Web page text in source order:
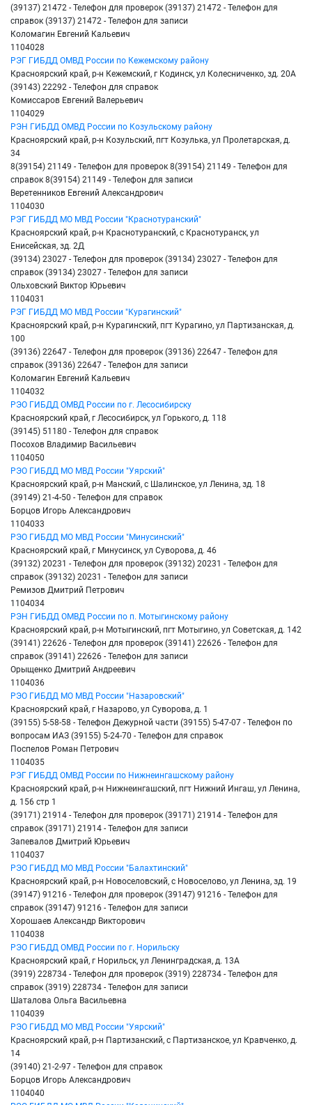
(39137) 21472 - Телефон для проверок (39137) 21472 - Телефон для
справок (39137) 21472 - Телефон для записи
Коломагин Евгений Кальевич
1104028
РЭГ ГИБДД ОМВД России по Кежемскому району
Красноярский край, р-н Кежемский, г Кодинск, ул Колесниченко, зд. 20А
(39143) 22292 - Телефон для справок
Комиссаров Евгений Валерьевич
1104029
РЭН ГИБДД ОМВД России по Козульскому району
Красноярский край, р-н Козульский, пгт Козулька, ул Пролетарская, д.
34
8(39154) 21149 - Телефон для проверок 8(39154) 21149 - Телефон для
справок 8(39154) 21149 - Телефон для записи
Веретенников Евгений Александрович
1104030
РЭГ ГИБДД МО МВД России "Краснотуранский"
Красноярский край, р-н Краснотуранский, с Краснотуранск, ул
Енисейская, зд. 2Д
(39134) 23027 - Телефон для проверок (39134) 23027 - Телефон для
справок (39134) 23027 - Телефон для записи
Ольховский Виктор Юрьевич
1104031
РЭГ ГИБДД МО МВД России "Курагинский"
Красноярский край, р-н Курагинский, пгт Курагино, ул Партизанская, д.
100
(39136) 22647 - Телефон для проверок (39136) 22647 - Телефон для
справок (39136) 22647 - Телефон для записи
Коломагин Евгений Кальевич
1104032
РЭО ГИБДД ОМВД России по г. Лесосибирску
Красноярский край, г Лесосибирск, ул Горького, д. 118
(39145) 51180 - Телефон для справок
Посохов Владимир Васильевич
1104050
РЭО ГИБДД МО МВД России "Уярский"
Красноярский край, р-н Манский, с Шалинское, ул Ленина, зд. 18
(39149) 21-4-50 - Телефон для справок
Борцов Игорь Александрович
1104033
РЭО ГИБДД МО МВД России "Минусинский"
Красноярский край, г Минусинск, ул Суворова, д. 46
(39132) 20231 - Телефон для проверок (39132) 20231 - Телефон для
справок (39132) 20231 - Телефон для записи
Ремизов Дмитрий Петрович
1104034
РЭН ГИБДД ОМВД России по п. Мотыгинскому району
Красноярский край, р-н Мотыгинский, пгт Мотыгино, ул Советская, д. 142
(39141) 22626 - Телефон для проверок (39141) 22626 - Телефон для
справок (39141) 22626 - Телефон для записи
Орыщенко Дмитрий Андреевич
1104036
РЭО ГИБДД МО МВД России "Назаровский"
Красноярский край, г Назарово, ул Суворова, д. 1
(39155) 5-58-58 - Телефон Дежурной части (39155) 5-47-07 - Телефон по
вопросам ИАЗ (39155) 5-24-70 - Телефон для справок
Поспелов Роман Петрович
1104035
РЭГ ГИБДД ОМВД России по Нижнеингашскому району
Красноярский край, р-н Нижнеингашский, пгт Нижний Ингаш, ул Ленина,
д. 156 стр 1
(39171) 21914 - Телефон для проверок (39171) 21914 - Телефон для
справок (39171) 21914 - Телефон для записи
Запевалов Дмитрий Юрьевич
1104037
РЭО ГИБДД МО МВД России "Балахтинский"
Красноярский край, р-н Новоселовский, с Новоселово, ул Ленина, зд. 19
(39147) 91216 - Телефон для проверок (39147) 91216 - Телефон для
справок (39147) 91216 - Телефон для записи
Хорошаев Александр Викторович
1104038
РЭО ГИБДД ОМВД России по г. Норильску
Красноярский край, г Норильск, ул Ленинградская, д. 13А
(3919) 228734 - Телефон для проверок (3919) 228734 - Телефон для
справок (3919) 228734 - Телефон для записи
Шаталова Ольга Васильевна
1104039
РЭО ГИБДД МО МВД России "Уярский"
Красноярский край, р-н Партизанский, с Партизанское, ул Кравченко, д.
14
(39140) 21-2-97 - Телефон для справок
Борцов Игорь Александрович
1104040